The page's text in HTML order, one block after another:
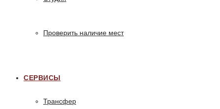
Проверить наличие мест
СЕРВИСЫ
Трансфер